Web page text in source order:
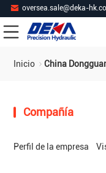
oversea.sale@deka-
Inicio China
Compañía
Perfil de la empresa